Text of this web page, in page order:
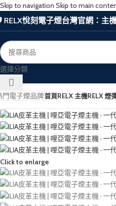
Skip to navigation Skip to main
RELX悅刻電子煙台灣官網：主
選擇分類
門電子煙品牌首頁RELX 主機RELX 煙
Click to enlarge